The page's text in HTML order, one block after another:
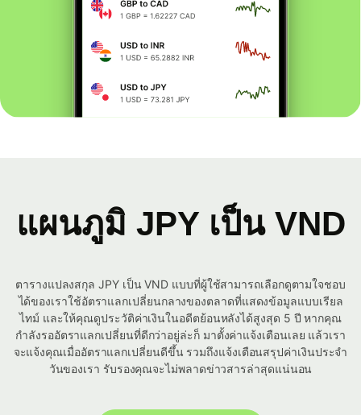
แผนภูมิ JPY เป็น VND
ตารางแปลงสกุล JPY เป็น VND แบบที่ผู้ใช้สามารถเลือกดูตามใจชอบ
ได้ของเราใช้อัตราแลกเปลี่ยนกลางของตลาดที่แสดงข้อมูลแบบเรียล
ไทม์ และให้คุณดูประวัติค่าเงินในอดีตย้อนหลังได้สูงสุด 5 ปี หากคุณ
กำลังรออัตราแลกเปลี่ยนที่ดีกว่าอยู่ล่ะก็ มาตั้งค่าแจ้งเตือนเลย แล้วเรา
จะแจ้งคุณเมื่ออัตราแลกเปลี่ยนดีขึ้น รวมถึงแจ้งเตือนสรุปค่าเงินประจำ
วันของเรา รับรองคุณจะไม่พลาดข่าวสารล่าสุดแน่นอน